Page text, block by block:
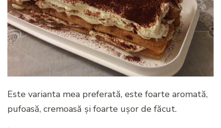
Este varianta mea preferată, este foarte aromată,
pufoasă, cremoasă și foarte ușor de făcut.